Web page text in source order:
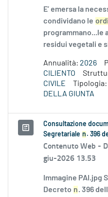
E’ emersa la
condividano le
programmano...le
residui vegetali e
Annualità: 2026
CILIENTO
CIVILE
Tipologia:
DELLA GIUNTA
Consultazione
Segretariale n . 396
Contenuto Web -
giu-2026 13.53
Immagine PAI.jpg
Decreto n. 396